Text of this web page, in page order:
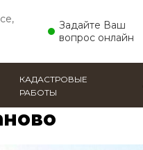
Задайте Ваш
вопрос онлайн
КАДАСТРОВЫЕ
РАБОТЫ